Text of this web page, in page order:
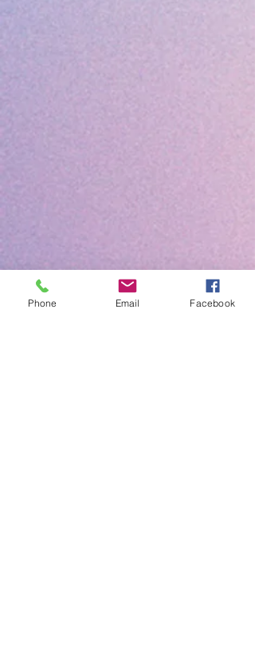
Phone Email Facebook